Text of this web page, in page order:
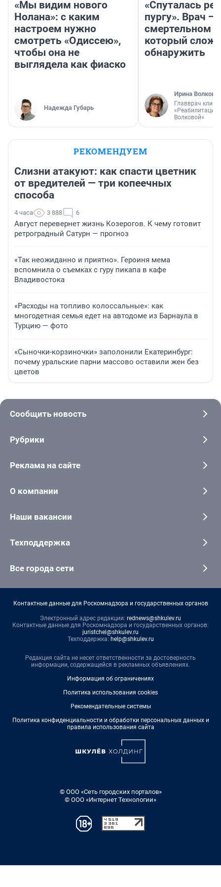
«Мы видим нового
Нолана»: с каким
настроем нужно
смотреть «Одиссею»,
чтобы она не
выглядела как фиаско
Надежда Губарь
«Спуталась
пургу». Врач —
смертельном
который
обнаружить
Ирина Волкова
Главврач
«Реабилитация
Волковой»
РЕКОМЕНДУЕМ
Слизни атакуют: как спасти цветник
от вредителей — три копеечных
способа
4 часа 3 888 6
Август перевернет жизнь Козерогов. К чему готовит
ретроградный Сатурн — прогноз
«Так неожиданно и приятно». Героиня мема
вспомнила о съемках с гуру пикапа в кафе
Владивостока
«Расходы на топливо колоссальные»: как
многодетная семья едет на автодоме из Барнаула в
Турцию — фото
«Сыночки-корзиночки» заполонили Екатеринбург:
почему уральские парни массово оставили жен без
цветов
Сообщить новость
Рубрики
Реклама на сайте
О компании
Наши вакансии
Техподдержка
Все города сети
Контактные данные для Роскомнадзора и государственных органов
Электронный адрес редакции: rednews@shkulev.ru
Контактные данные для Роскомнадзора и государственных органов:
juristchel@shkulev.ru
Техподдержка: help@shkulev.ru
Редакция сайта не несет ответственности за достоверность
информации, содержащейся в рекламных объявлениях.
Информация об ограничениях
Политика использования cookies
Рекомендательные системы
Политика конфиденциальности и обработки персональных данных и
правила использования сайта
© ООО «Сеть городских порталов»
© ООО «Интернет Технологии»